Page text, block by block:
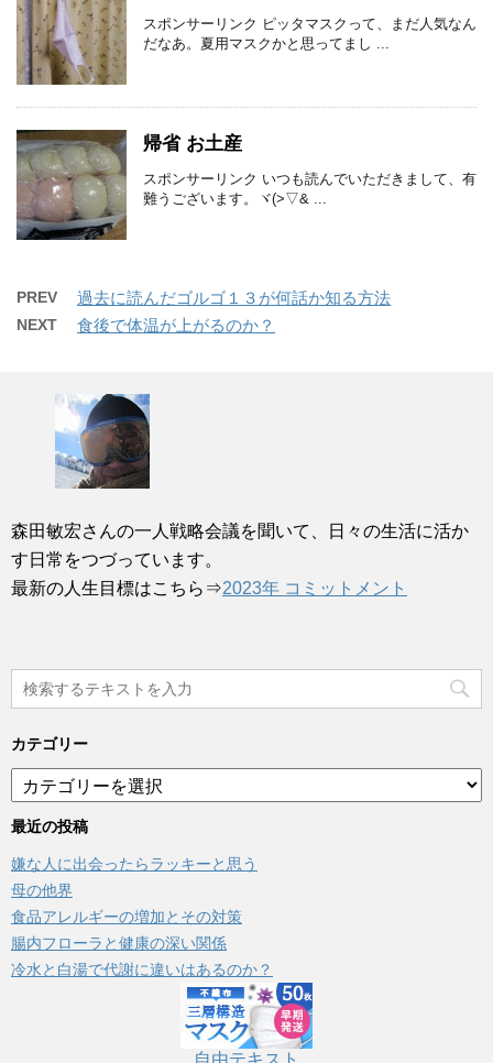
スポンサーリンク ピッタマスクって、まだ人気なん
だなあ。夏用マスクかと思ってまし ...
帰省 お土産
スポンサーリンク いつも読んでいただきまして、有
難うございます。ヾ(>▽& ...
PREV 過去に読んだゴルゴ１３が何話か知る方法
NEXT 食後で体温が上がるのか？
森田敏宏さんの一人戦略会議を聞いて、日々の生活に活か
す日常をつづっています。
最新の人生目標はこちら⇒2023年 コミットメント
カテゴリー
テ
ゴ
ー
最近の投稿
嫌な人に出会ったらラッキーと思う
母の他界
食品アレルギーの増加とその対策
腸内フローラと健康の深い関係
冷水と白湯で代謝に違いはあるのか？
自由テキスト